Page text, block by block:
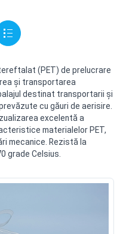
(PET) de prelucrare
şi transportarea
destinat transportarii şi
cu găuri de aerisire.
excelentă a
materialelor PET,
mecanice. Rezistă la
grade Celsius.